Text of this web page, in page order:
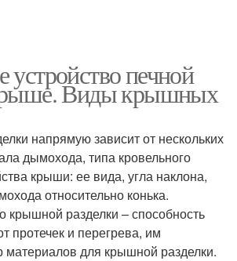
устройство печной
Виды крышных
напрямую зависит от нескольких
дымохода, типа кровельного
крыши: ее вида, угла наклона,
относительно конька.
крышной разделки – способность
протечек и перегрева, им
для крышной разделки.